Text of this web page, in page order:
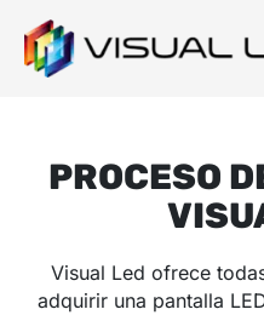
PROCESO
Visual Led ofrece
adquirir una pantalla